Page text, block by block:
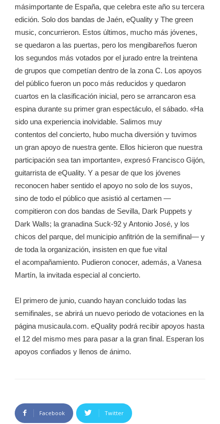
másimportante de España, que celebra este año su tercera
edición. Solo dos bandas de Jaén, eQuality y The green
music, concurrieron. Estos últimos, mucho más jóvenes,
se quedaron a las puertas, pero los mengibareños fueron
los segundos más votados por el jurado entre la treintena
de grupos que competían dentro de la zona C. Los apoyos
del público fueron un poco más reducidos y quedaron
cuartos en la clasificación inicial, pero se arrancaron esa
espina durante su primer gran espectáculo, el sábado. «Ha
sido una experiencia inolvidable. Salimos muy
contentos del concierto, hubo mucha diversión y tuvimos
un gran apoyo de nuestra gente. Ellos hicieron que nuestra
participación sea tan importante», expresó Francisco Gijón,
guitarrista de eQuality. Y a pesar de que los jóvenes
reconocen haber sentido el apoyo no solo de los suyos,
sino de todo el público que asistió al certamen —
compitieron con dos bandas de Sevilla, Dark Puppets y
Dark Walls; la granadina Suck-92 y Antonio José, y los
chicos del parque, del municipio anfitrión de la semifinal— y
de toda la organización, insisten en que fue vital
el acompañamiento. Pudieron conocer, además, a Vanesa
Martín, la invitada especial al concierto.
El primero de junio, cuando hayan concluido todas las
semifinales, se abrirá un nuevo periodo de votaciones en la
página musicaula.com. eQuality podrá recibir apoyos hasta
el 12 del mismo mes para pasar a la gran final. Esperan los
apoyos confiados y llenos de ánimo.
Facebook Twitter